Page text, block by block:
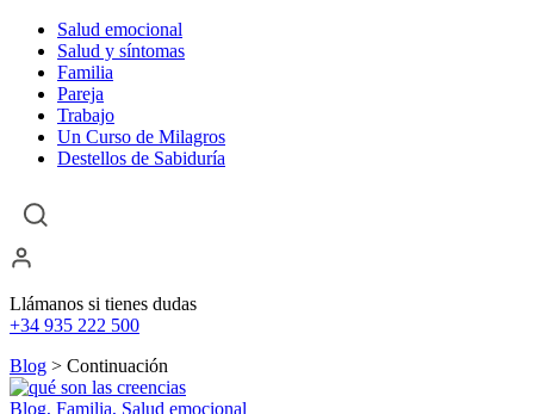
Salud emocional
Salud y síntomas
Familia
Pareja
Trabajo
Un Curso de Milagros
Destellos de Sabiduría
Llámanos si tienes dudas
+34 935 222 500
Blog > Continuación
Blog, Familia, Salud emocional